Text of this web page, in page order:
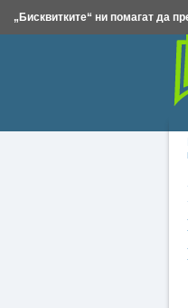
Insert.bg Framar.bg Kak-
„Бисквитките“ ни помагат да